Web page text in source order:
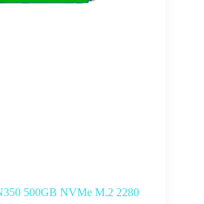
500GB NVMe M.2 2280